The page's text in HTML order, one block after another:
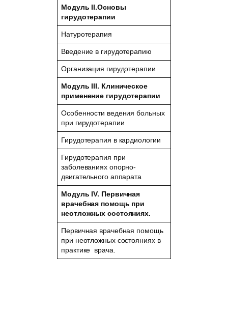
Модуль II.Основы
гирудотерапии
Натуротерапия
Введение в гирудотерапию
Организация гирудотерапии
Модуль III. Клиническое
применение гирудотерапии
Особенности ведения больных
при гирудотерапии
Гирудотерапия в кардиологии
Гирудотерапия при
заболеваниях опорно-
двигательного аппарата
Модуль IV. Первичная
врачебная помощь при
неотложных состояниях.
Первичная врачебная помощь
при неотложных состояниях в
практике врача.